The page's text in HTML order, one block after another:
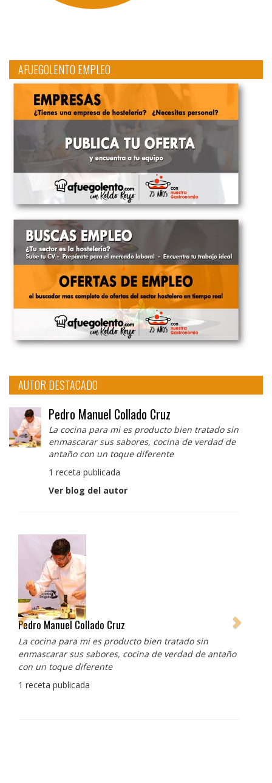
AFUEGOLENTO EMPLEO
AUTOR DESTACADO
Pedro Manuel Collado Cruz
La cocina para mi es producto bien tratado sin
enmascarar sus sabores, cocina de verdad de
antaño con un toque diferente
1 receta publicada
Ver blog del autor
Pedro Manuel Collado Cruz
La cocina para mi es producto bien tratado sin
enmascarar sus sabores, cocina de verdad de antaño
con un toque diferente
1 receta publicada